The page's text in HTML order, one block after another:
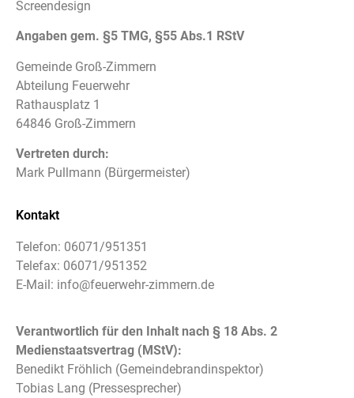
Screendesign
Angaben gem. §5 TMG, §55 Abs.1 RStV
Gemeinde Groß-Zimmern
Abteilung Feuerwehr
Rathausplatz 1
64846 Groß-Zimmern
Vertreten durch:
Mark Pullmann (Bürgermeister)
Kontakt
Telefon: 06071/951351
Telefax: 06071/951352
E-Mail: info@feuerwehr-zimmern.de
Verantwortlich für den Inhalt nach § 18 Abs. 2
Medienstaatsvertrag (MStV):
Benedikt Fröhlich (Gemeindebrandinspektor)
Tobias Lang (Pressesprecher)